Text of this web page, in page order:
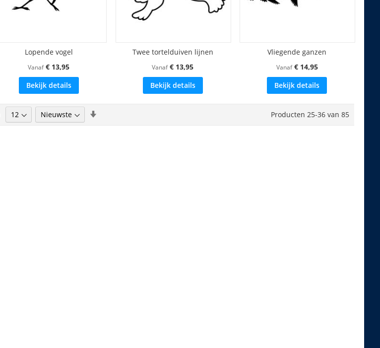
Lopende vogel
Vanaf € 13,95
Bekijk details
Twee tortelduiven lijnen
Vanaf € 13,95
Bekijk details
Vliegende ganzen
Vanaf € 14,95
Bekijk details
Producten 25-36 van 85